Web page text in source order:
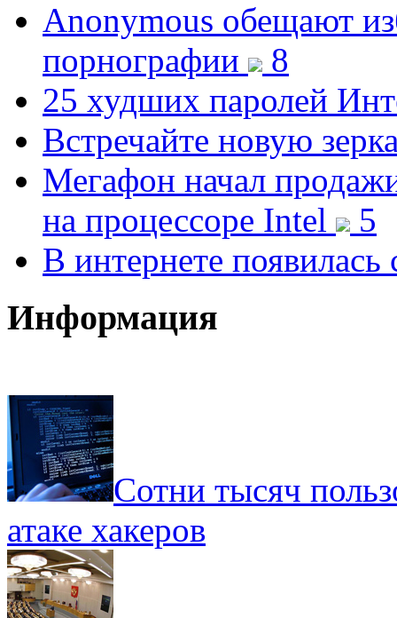
Anonymous обещают
порнографии
8
25 худших паролей
Встречайте новую
Мегафон начал
на процессоре Intel
5
В интернете
Информация
Сотни тысяч
атаке хакеров